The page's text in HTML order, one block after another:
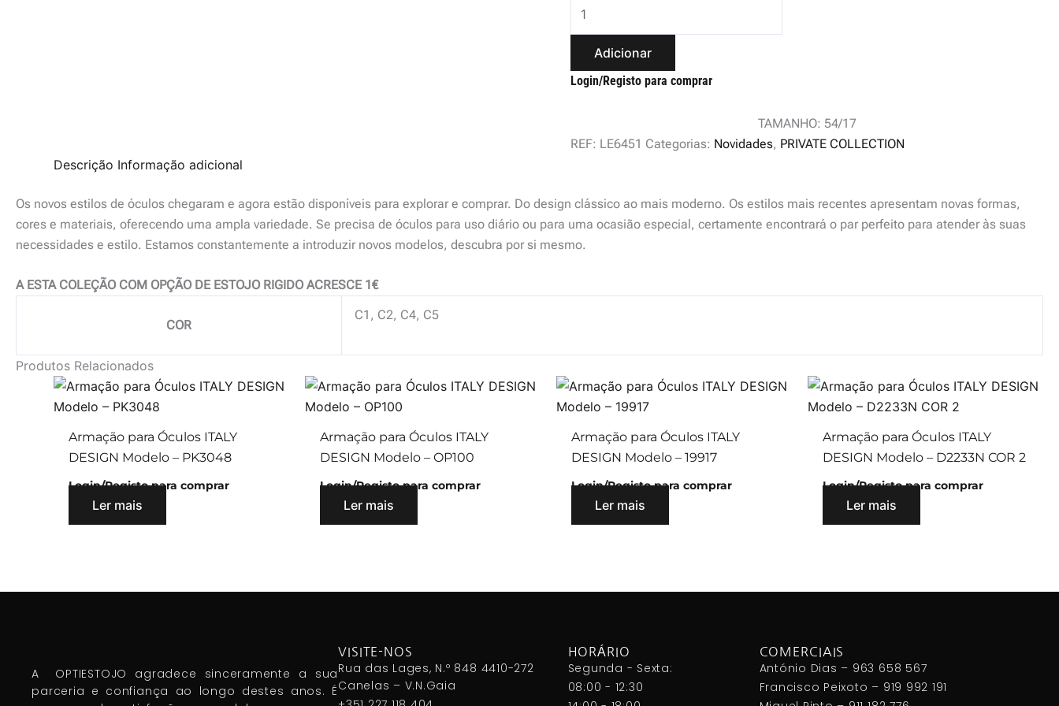
Adicionar
Login/Registo para comprar
TAMANHO: 54/17
REF: LE6451 Categorias: Novidades, PRIVATE COLLECTION
Descrição Informação adicional
Os novos estilos de óculos chegaram e agora estão disponíveis para explorar e comprar. Do design clássico ao mais moderno. Os estilos mais recentes apresentam novas formas,
cores e materiais, oferecendo uma ampla variedade. Se precisa de óculos para uso diário ou para uma ocasião especial, certamente encontrará o par perfeito para atender às suas
necessidades e estilo. Estamos constantemente a introduzir novos modelos, descubra por si mesmo.
A ESTA COLEÇÃO COM OPÇÃO DE ESTOJO RIGIDO ACRESCE 1€
COR
C1, C2, C4, C5
Produtos Relacionados
Armação para Óculos ITALY
DESIGN Modelo – PK3048
Login/Registo para comprar
Ler mais
Armação para Óculos ITALY
DESIGN Modelo – OP100
Login/Registo para comprar
Ler mais
Armação para Óculos ITALY
DESIGN Modelo – 19917
Login/Registo para comprar
Ler mais
Armação para Óculos ITALY
DESIGN Modelo – D2233N COR 2
Login/Registo para comprar
Ler mais
A OPTIESTOJO agradece sinceramente a sua
parceria e confiança ao longo destes anos. É
VISITE-NOS
Rua das Lages, N.º 848 4410-272
Canelas – V.N.Gaia
HORÁRIO
Segunda - Sexta:
08:00 - 12:30
COMERCIAIS
António Dias – 963 658 567
Francisco Peixoto – 919 992 191